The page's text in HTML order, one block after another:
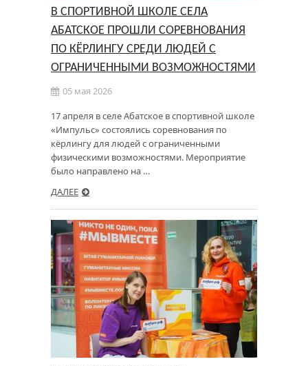
В СПОРТИВНОЙ ШКОЛЕ СЕЛА
АБАТСКОЕ ПРОШЛИ СОРЕВНОВАНИЯ
ПО КЁРЛИНГУ СРЕДИ ЛЮДЕЙ С
ОГРАНИЧЕННЫМИ ВОЗМОЖНОСТЯМИ
05 мая 2026
17 апреля в селе Абатское в спортивной школе
«Импульс» состоялись соревнования по
кёрлингу для людей с ограниченными
физическими возможностями. Мероприятие
было направлено на …
ДАЛЕЕ